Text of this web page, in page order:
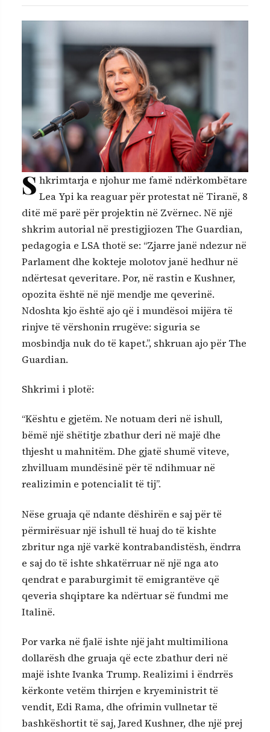
Shkrimtarja e njohur me famë ndërkombëtare
Lea Ypi ka reaguar për protestat në Tiranë, 8
ditë më parë për projektin në Zvërnec. Në një
shkrim autorial në prestigjiozen The Guardian,
pedagogia e LSA thotë se: “Zjarre janë ndezur në
Parlament dhe kokteje molotov janë hedhur në
ndërtesat qeveritare. Por, në rastin e Kushner,
opozita është në një mendje me qeverinë.
Ndoshta kjo është ajo që i mundësoi mijëra të
rinjve të vërshonin rrugëve: siguria se
mosbindja nuk do të kapet.”, shkruan ajo për The
Guardian.
Shkrimi i plotë:
“Kështu e gjetëm. Ne notuam deri në ishull,
bëmë një shëtitje zbathur deri në majë dhe
thjesht u mahnitëm. Dhe gjatë shumë viteve,
zhvilluam mundësinë për të ndihmuar në
realizimin e potencialit të tij”.
Nëse gruaja që ndante dëshirën e saj për të
përmirësuar një ishull të huaj do të kishte
zbritur nga një varkë kontrabandistësh, ëndrra
e saj do të ishte shkatërruar në një nga ato
qendrat e paraburgimit të emigrantëve që
qeveria shqiptare ka ndërtuar së fundmi me
Italinë.
Por varka në fjalë ishte një jaht multimiliona
dollarësh dhe gruaja që ecte zbathur deri në
majë ishte Ivanka Trump. Realizimi i ëndrrës
kërkonte vetëm thirrjen e kryeministrit të
vendit, Edi Rama, dhe ofrimin vullnetar të
bashkëshortit të saj, Jared Kushner, dhe një prej